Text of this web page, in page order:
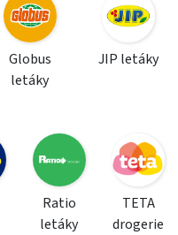
Globus
letáky
JIP letáky
Ratio
letáky
TETA
drogerie